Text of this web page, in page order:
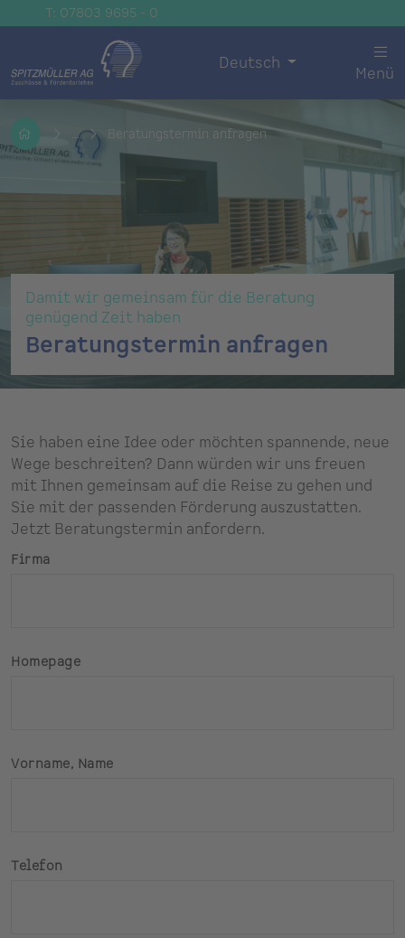
T: 07803 9695 - 0
Deutsch
Menü
... Beratungstermin anfragen
Damit wir gemeinsam für die Beratung
genügend Zeit haben
Beratungstermin anfragen
Sie haben eine Idee oder möchten spannende, neue
Wege beschreiten? Dann würden wir uns freuen
mit Ihnen gemeinsam auf die Reise zu gehen und
Sie mit der passenden Förderung auszustatten.
Jetzt Beratungstermin anfordern.
Firma
Homepage
Vorname, Name
Telefon